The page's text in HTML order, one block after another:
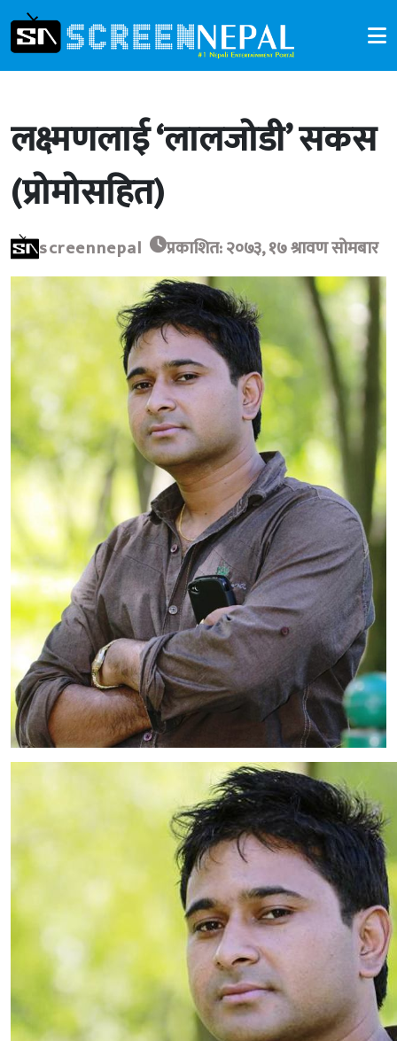
लक्ष्मणलाई ‘लालजोडी’ सकस
(प्रोमोसहित)
screennepal प्रकाशित: २०७३, १७ श्रावण सोमबार